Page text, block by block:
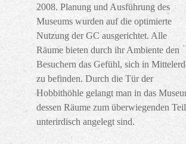
2008. Planung und Ausführung des
Museums wurden auf die optimierte
Nutzung der GC ausgerichtet. Alle
Räume bieten durch ihr Ambiente den
Besuchern das Gefühl, sich in
zu befinden. Durch die Tür der
Hobbithöhle gelangt man in das
dessen Räume zum überwiegenden Teil
unterirdisch angelegt sind.